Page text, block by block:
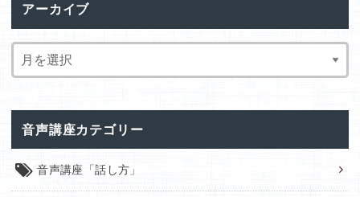
アーカイブ
音声講座カテゴリー
音声講座「話し方」